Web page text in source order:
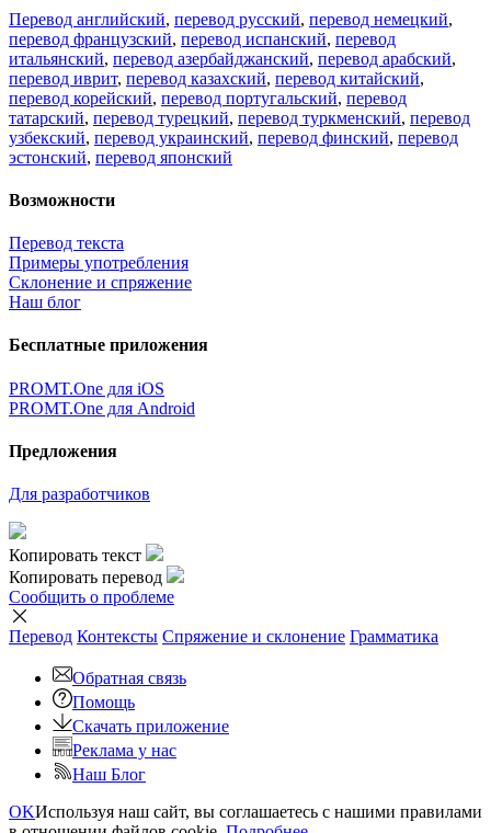
Перевод английский, перевод русский, перевод немецкий,
перевод французский, перевод испанский, перевод
итальянский, перевод азербайджанский, перевод арабский,
перевод иврит, перевод казахский, перевод китайский,
перевод корейский, перевод португальский, перевод
татарский, перевод турецкий, перевод туркменский, перевод
узбекский, перевод украинский, перевод финский, перевод
эстонский, перевод японский
Возможности
Перевод текста
Примеры употребления
Склонение и спряжение
Наш блог
Бесплатные приложения
PROMT.One для iOS
PROMT.One для Android
Предложения
Для разработчиков
Копировать текст
Копировать перевод
Сообщить о проблеме
Перевод Контексты Спряжение и склонение Грамматика
Обратная связь
Помощь
Скачать приложение
Реклама у нас
Наш Блог
OKИспользуя наш сайт, вы соглашаетесь с нашими правилами